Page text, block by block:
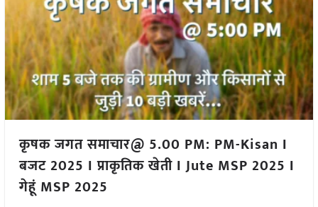
कृषक जगत समाचार@ 5.00 PM: PM-Kisan I
बजट 2025 I प्राकृतिक खेती I Jute MSP 2025 I
गेहूं MSP 2025